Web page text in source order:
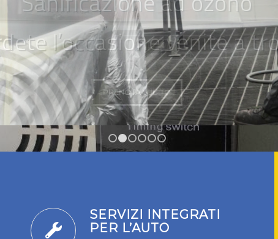
SCOPRI I SERVIZI
1 2 3 4 5 6
Per riparare l’automobile, grande e